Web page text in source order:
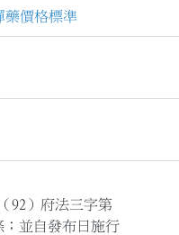
藥價格標準
92）府法三字第
；並自發布日施行